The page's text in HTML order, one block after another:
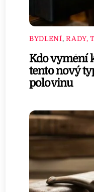
BYDLENÍ,RADY,
Kdo vymění
tento nový
polovinu